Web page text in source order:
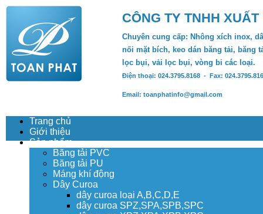
CÔNG TY TNHH
Chuyên cung cấp: Nhông xích inox,
nối mặt bích, keo dán băng tải, băng
lọc bụi, vải lọc bụi, vòng bi các loại.
Điện thoại: 024.3795.8168 - Fax:
Email: toanphatinfo@gmail.com
Trang chủ
Giới thiệu
Sản phẩm
Băng tải PVC
Băng tải PU
Máng khí động
Dây Curoa
dây curoa loại A,B,C,D,E
dây curoa SPZ,SPA,SPB,SPC